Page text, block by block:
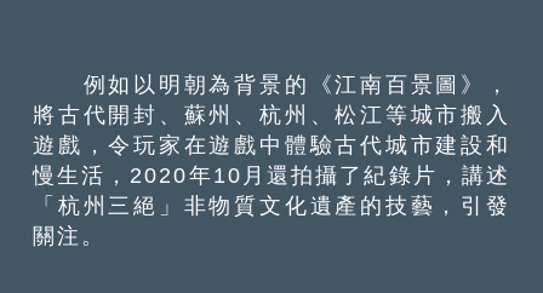
例如以明朝為背景的《江南百景圖》，
將古代開封、蘇州、杭州、松江等城市搬入
遊戲，令玩家在遊戲中體驗古代城市建設和
慢生活，2020年10月還拍攝了紀錄片，講述
「杭州三絕」非物質文化遺產的技藝，引發
關注。